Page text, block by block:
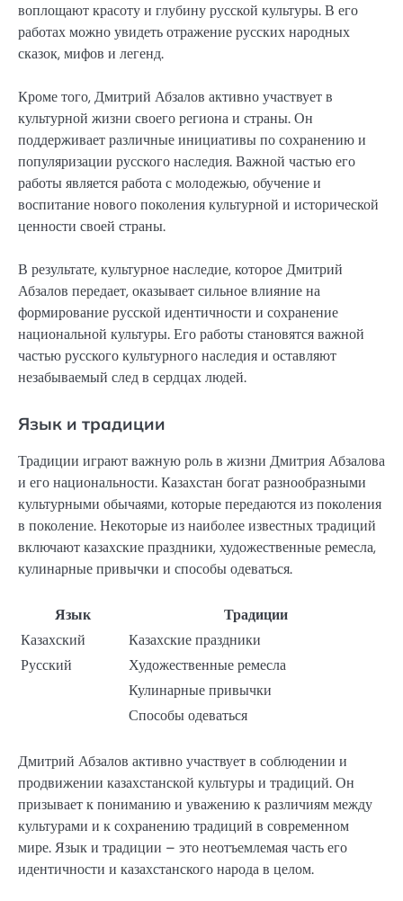
воплощают красоту и глубину русской культуры. В его
работах можно увидеть отражение русских народных
сказок, мифов и легенд.
Кроме того, Дмитрий Абзалов активно участвует в
культурной жизни своего региона и страны. Он
поддерживает различные инициативы по сохранению и
популяризации русского наследия. Важной частью его
работы является работа с молодежью, обучение и
воспитание нового поколения культурной и исторической
ценности своей страны.
В результате, культурное наследие, которое Дмитрий
Абзалов передает, оказывает сильное влияние на
формирование русской идентичности и сохранение
национальной культуры. Его работы становятся важной
частью русского культурного наследия и оставляют
незабываемый след в сердцах людей.
Язык и традиции
Традиции играют важную роль в жизни Дмитрия Абзалова
и его национальности. Казахстан богат разнообразными
культурными обычаями, которые передаются из поколения
в поколение. Некоторые из наиболее известных традиций
включают казахские праздники, художественные ремесла,
кулинарные привычки и способы одеваться.
Язык
Традиции
Казахский
Казахские праздники
Русский
Художественные ремесла
Кулинарные привычки
Способы одеваться
Дмитрий Абзалов активно участвует в соблюдении и
продвижении казахстанской культуры и традиций. Он
призывает к пониманию и уважению к различиям между
культурами и к сохранению традиций в современном
мире. Язык и традиции – это неотъемлемая часть его
идентичности и казахстанского народа в целом.